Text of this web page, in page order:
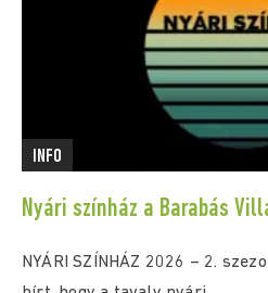
INFO
Nyári színház a Barabás
NYÁRI SZÍNHÁZ 2026 – 2.